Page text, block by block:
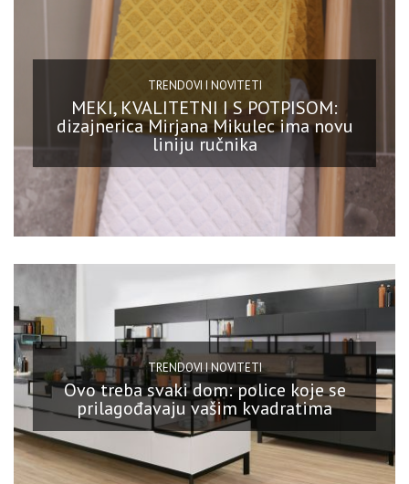
TRENDOVI I NOVITETI
MEKI, KVALITETNI I S POTPISOM:
dizajnerica Mirjana Mikulec ima novu
liniju ručnika
TRENDOVI I NOVITETI
Ovo treba svaki dom: police koje se
prilagođavaju vašim kvadratima